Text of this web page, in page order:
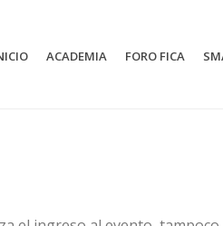
ACADEMIA FORO FICA